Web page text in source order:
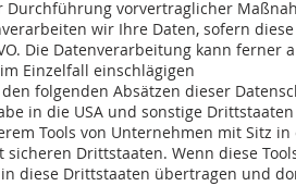
vorvertraglicher
wir Ihre Daten, sofern
Die Datenverarbeitung kann
Einzelfall einschlägigen
folgenden Absätzen dieser
in die USA und sonstige Drittstaaten
Tools von Unternehmen mit Sitz in
Drittstaaten. Wenn diese
diese Drittstaaten übertragen und